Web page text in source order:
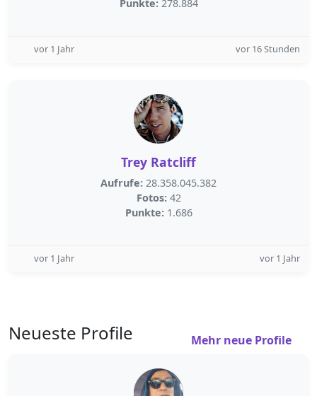
Punkte: 278.884
vor 1 Jahr vor 16 Stunden
Trey Ratcliff
Aufrufe: 28.358.045.382
Fotos: 42
Punkte: 1.686
vor 1 Jahr vor 1 Jahr
Neueste Profile Mehr neue Profile